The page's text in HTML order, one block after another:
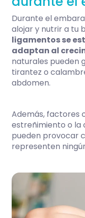
Durante el
alojar y nutrir a tu
ligamentos se
adaptan al
naturales pueden
tirantez o
abdomen.
Además, factores
estreñimiento o la
pueden provocar
representen